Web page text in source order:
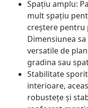
Spațiu amplu:
mult spațiu
creștere pentru
Dimensiunea
versatile de
gradina sau
Stabilitate
interioare,
robustețe și